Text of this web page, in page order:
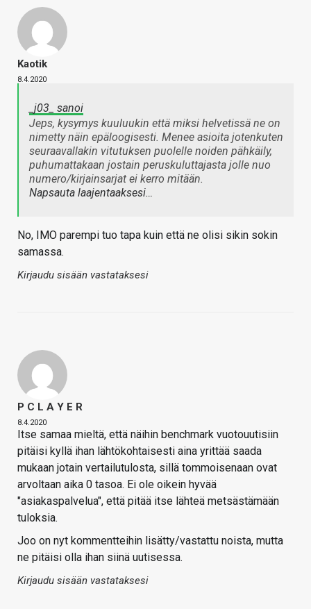
Kaotik
8.4.2020
_j03_ sanoi
Jeps, kysymys kuuluukin että miksi helvetissä ne on
nimetty näin epäloogisesti. Menee asioita jotenkuten
seuraavallakin vitutuksen puolelle noiden pähkäily,
puhumattakaan jostain peruskuluttajasta jolle nuo
numero/kirjainsarjat ei kerro mitään.
Napsauta laajentaaksesi…
No, IMO parempi tuo tapa kuin että ne olisi sikin sokin
samassa.
Kirjaudu sisään vastataksesi
P C L A Y E R
8.4.2020
Itse samaa mieltä, että näihin benchmark vuotouutisiin
pitäisi kyllä ihan lähtökohtaisesti aina yrittää saada
mukaan jotain vertailutulosta, sillä tommoisenaan ovat
arvoltaan aika 0 tasoa. Ei ole oikein hyvää
"asiakaspalvelua", että pitää itse lähteä metsästämään
tuloksia.
Joo on nyt kommentteihin lisätty/vastattu noista, mutta
ne pitäisi olla ihan siinä uutisessa.
Kirjaudu sisään vastataksesi